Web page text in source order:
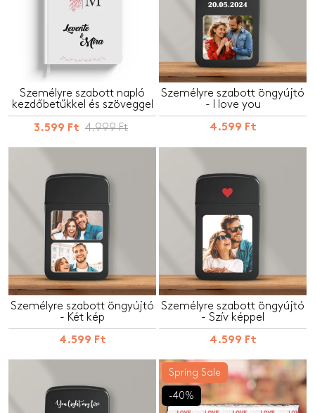
Személyre szabott napló
kezdőbetűkkel és szöveggel
3.599 Ft 4.999 Ft
Személyre szabott öngyújtó
- I love you
4.599 Ft
Személyre szabott öngyújtó
- Két kép
4.599 Ft
Személyre szabott öngyújtó
- Szív képpel
4.599 Ft
Spring Sale
-40%